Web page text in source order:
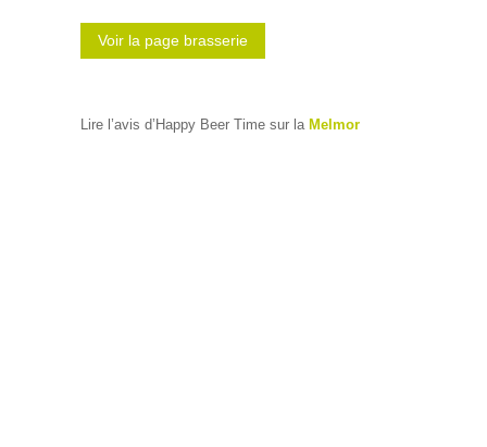
Voir la page brasserie
Lire l’avis d’Happy Beer Time sur la Melmor